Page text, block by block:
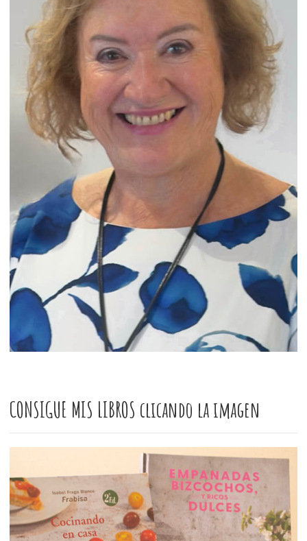
CONSIGUE MIS LIBROS clicando la imagen